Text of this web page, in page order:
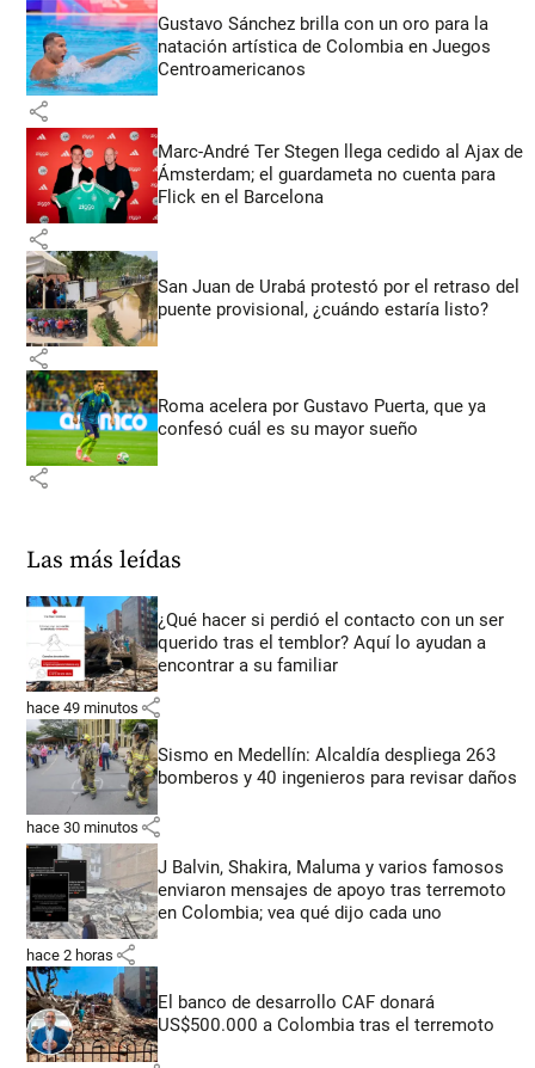
Gustavo Sánchez brilla con un oro para la
natación artística de Colombia en Juegos
Centroamericanos
share
Marc-André Ter Stegen llega cedido al Ajax de
Ámsterdam; el guardameta no cuenta para
Flick en el Barcelona
share
San Juan de Urabá protestó por el retraso del
puente provisional, ¿cuándo estaría listo?
share
Roma acelera por Gustavo Puerta, que ya
confesó cuál es su mayor sueño
share
Las más leídas
¿Qué hacer si perdió el contacto con un ser
querido tras el temblor? Aquí lo ayudan a
encontrar a su familiar
hace 49 minutos share
Sismo en Medellín: Alcaldía despliega 263
bomberos y 40 ingenieros para revisar daños
hace 30 minutos share
J Balvin, Shakira, Maluma y varios famosos
enviaron mensajes de apoyo tras terremoto
en Colombia; vea qué dijo cada uno
hace 2 horas share
El banco de desarrollo CAF donará
US$500.000 a Colombia tras el terremoto